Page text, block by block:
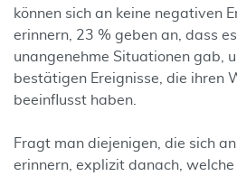
können sich an keine negativen
erinnern, 23 % geben an, dass
unangenehme Situationen gab,
bestätigen Ereignisse, die ihren
beeinflusst haben.
Fragt man diejenigen, die sich
erinnern, explizit danach,